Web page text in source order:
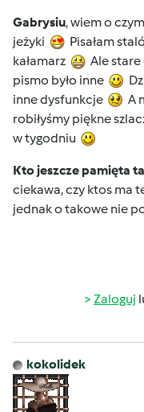
Gabrysiu, wiem o
jeżyki
Pisałam
kałamarz
Ale stare
pismo było inne
inne dysfunkcje
A
robiłyśmy piękne
w tygodniu
Kto jeszcze pamięta
ciekawa, czy ktos ma
jednak o takowe nie
Zaloguj
kokolidek